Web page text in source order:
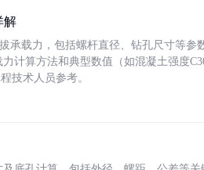
解
承载力，包括螺杆直径、钻孔尺寸等参
计算方法和典型数值（如混凝土强度
技术人员参考。